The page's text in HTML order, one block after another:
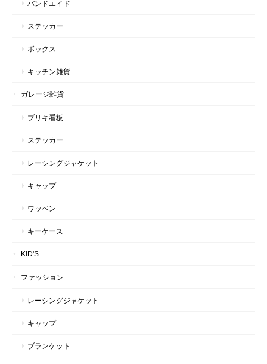
バンドエイド
ステッカー
ボックス
キッチン雑貨
ガレージ雑貨
ブリキ看板
ステッカー
レーシングジャケット
キャップ
ワッペン
キーケース
KID'S
ファッション
レーシングジャケット
キャップ
ブランケット